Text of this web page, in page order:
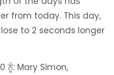
from today. This day,
to 2 seconds longer
ਨੂੰ: Mary Simon,